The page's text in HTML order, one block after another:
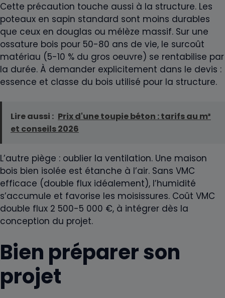
Cette précaution touche aussi à la structure. Les
poteaux en sapin standard sont moins durables
que ceux en douglas ou mélèze massif. Sur une
ossature bois pour 50-80 ans de vie, le surcoût
matériau (5-10 % du gros oeuvre) se rentabilise par
la durée. À demander explicitement dans le devis :
essence et classe du bois utilisé pour la structure.
Lire aussi : Prix d'une toupie béton : tarifs au m³
et conseils 2026
L’autre piège : oublier la ventilation. Une maison
bois bien isolée est étanche à l’air. Sans VMC
efficace (double flux idéalement), l’humidité
s’accumule et favorise les moisissures. Coût VMC
double flux 2 500-5 000 €, à intégrer dès la
conception du projet.
Bien préparer son
projet